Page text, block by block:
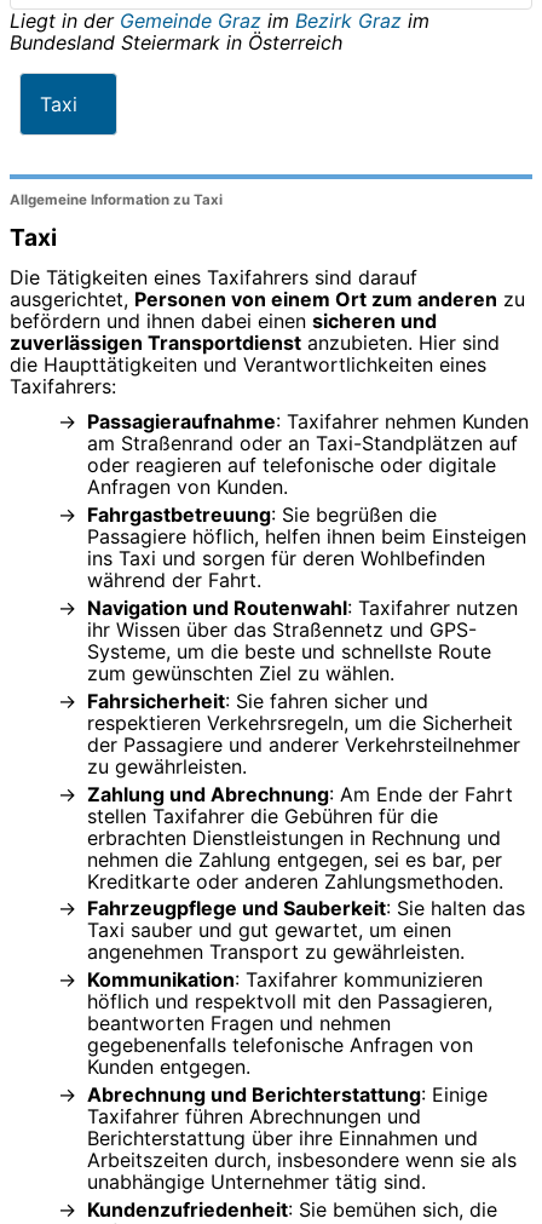
Liegt in der Gemeinde Graz im Bezirk Graz im
Bundesland Steiermark in Österreich
Taxi
Allgemeine Information zu Taxi
Taxi
Die Tätigkeiten eines Taxifahrers sind darauf
ausgerichtet, Personen von einem Ort zum anderen zu
befördern und ihnen dabei einen sicheren und
zuverlässigen Transportdienst anzubieten. Hier sind
die Haupttätigkeiten und Verantwortlichkeiten eines
Taxifahrers:
Passagieraufnahme: Taxifahrer nehmen Kunden
am Straßenrand oder an Taxi-Standplätzen auf
oder reagieren auf telefonische oder digitale
Anfragen von Kunden.
Fahrgastbetreuung: Sie begrüßen die
Passagiere höflich, helfen ihnen beim Einsteigen
ins Taxi und sorgen für deren Wohlbefinden
während der Fahrt.
Navigation und Routenwahl: Taxifahrer nutzen
ihr Wissen über das Straßennetz und GPS-
Systeme, um die beste und schnellste Route
zum gewünschten Ziel zu wählen.
Fahrsicherheit: Sie fahren sicher und
respektieren Verkehrsregeln, um die Sicherheit
der Passagiere und anderer Verkehrsteilnehmer
zu gewährleisten.
Zahlung und Abrechnung: Am Ende der Fahrt
stellen Taxifahrer die Gebühren für die
erbrachten Dienstleistungen in Rechnung und
nehmen die Zahlung entgegen, sei es bar, per
Kreditkarte oder anderen Zahlungsmethoden.
Fahrzeugpflege und Sauberkeit: Sie halten das
Taxi sauber und gut gewartet, um einen
angenehmen Transport zu gewährleisten.
Kommunikation: Taxifahrer kommunizieren
höflich und respektvoll mit den Passagieren,
beantworten Fragen und nehmen
gegebenenfalls telefonische Anfragen von
Kunden entgegen.
Abrechnung und Berichterstattung: Einige
Taxifahrer führen Abrechnungen und
Berichterstattung über ihre Einnahmen und
Arbeitszeiten durch, insbesondere wenn sie als
unabhängige Unternehmer tätig sind.
Kundenzufriedenheit: Sie bemühen sich, die